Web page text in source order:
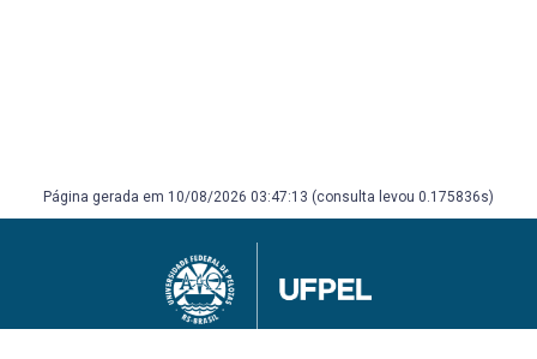
Página gerada em 10/08/2026 03:47:13 (consulta levou 0.175836s)